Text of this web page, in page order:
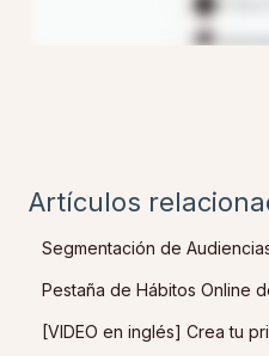
Artículos
Segmentación de
Pestaña de Hábitos Online
[VIDEO en inglés] Crea tu